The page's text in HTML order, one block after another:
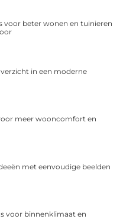
voor beter wonen en tuinieren
in een moderne
meer wooncomfort en
met eenvoudige beelden
voor binnenklimaat en